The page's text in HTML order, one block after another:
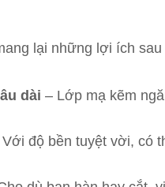
lại những lợi ích
dài – Lớp mạ kẽm
độ bền tuyệt vời, có